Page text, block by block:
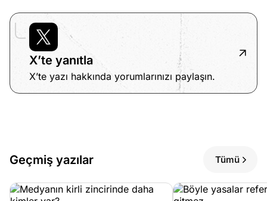
X’te yanıtla
X’te yazı hakkında yorumlarınızı paylaşın.
Geçmiş yazılar Tümü